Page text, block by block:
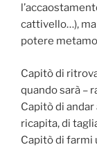
cattivello…),
potere
Capitò di
quando sarà –
Capitò di
ricapita, di
Capitò di farmi